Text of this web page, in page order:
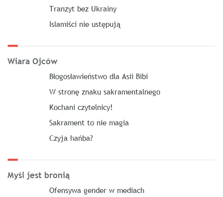
Tranzyt bez Ukrainy
Islamiści nie ustępują
Wiara Ojców
Błogosławieństwo dla Asii Bibi
W stronę znaku sakramentalnego
Kochani czytelnicy!
Sakrament to nie magia
Czyja hańba?
Myśl jest bronią
Ofensywa gender w mediach